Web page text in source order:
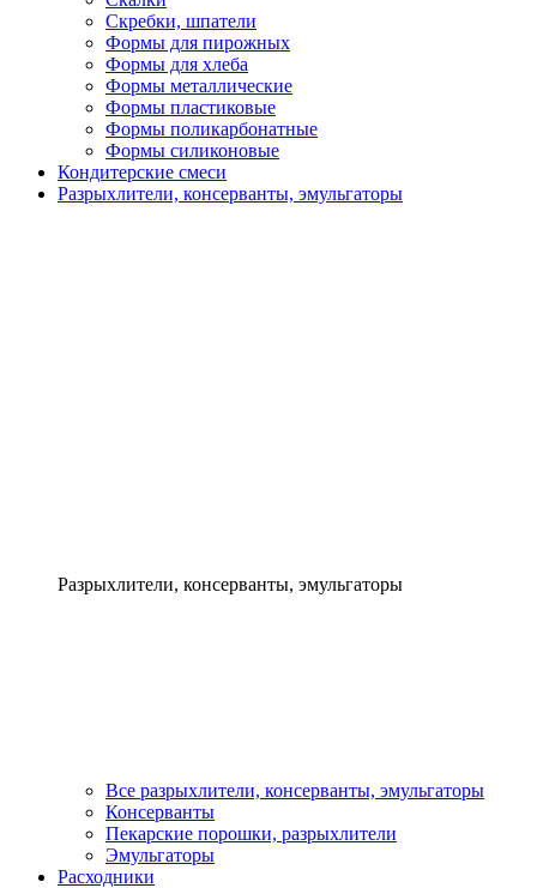
Скребки, шпатели
Формы для пирожных
Формы для хлеба
Формы металлические
Формы пластиковые
Формы поликарбонатные
Формы силиконовые
Кондитерские смеси
Разрыхлители, консерванты, эмульгаторы
Разрыхлители, консерванты, эмульгаторы
Все разрыхлители, консерванты, эмульгаторы
Консерванты
Пекарские порошки, разрыхлители
Эмульгаторы
Расходники